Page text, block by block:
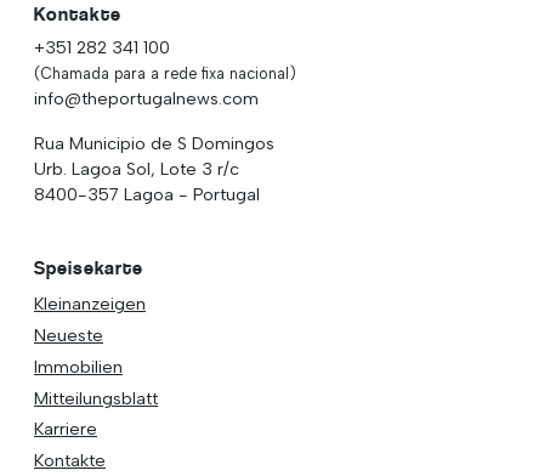
Kontakte
+351 282 341 100
(Chamada para a rede fixa nacional)
info@theportugalnews.com
Rua Municipio de S Domingos
Urb. Lagoa Sol, Lote 3 r/c
8400-357 Lagoa - Portugal
Speisekarte
Kleinanzeigen
Neueste
Immobilien
Mitteilungsblatt
Karriere
Kontakte